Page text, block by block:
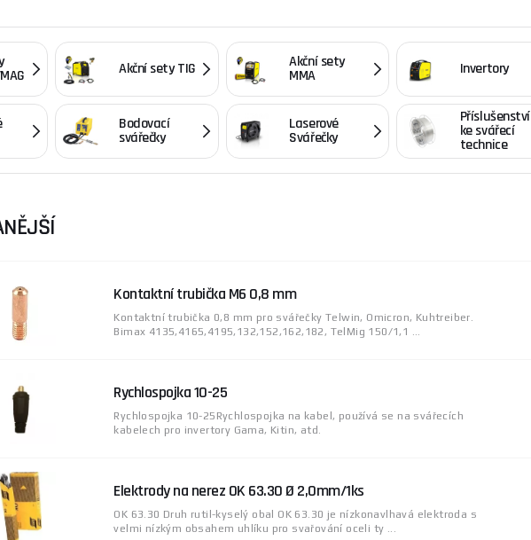
Akční sety TIG Akční sety
MMA Invertory
Bodovací
svářečky
Laserové
Svářečky
Příslušenství
ke svářecí
technice
Kontaktní trubička M6 0,8 mm
Kontaktní trubička 0,8 mm pro svářečky Telwin, Omicron, Kuhtreiber.
Bimax 4135,4165,4195,132,152,162,182, TelMig 150/1,1 ...
Rychlospojka 10-25
Rychlospojka 10-25Rychlospojka na kabel, používá se na svářecích
kabelech pro invertory Gama, Kitin, atd.
Elektrody na nerez OK 63.30 Ø 2,0mm/1ks
OK 63.30 Druh rutil-kyselý obal OK 63.30 je nízkonavlhavá elektroda s
velmi nízkým obsahem uhlíku pro svařování oceli ty ...